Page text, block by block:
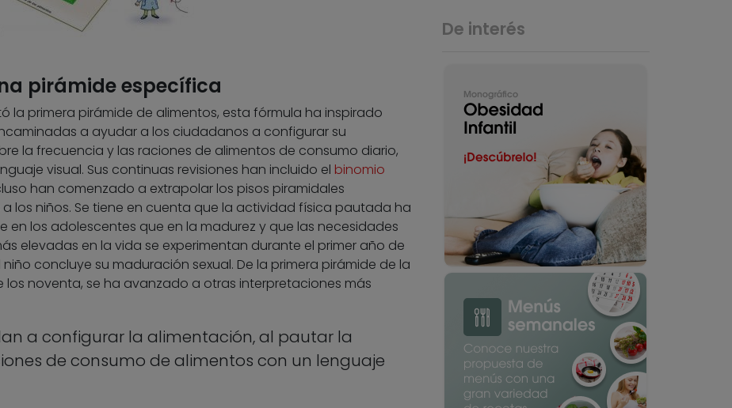
pirámide específica
la primera pirámide de alimentos, esta fórmula ha inspirado
a ayudar a los ciudadanos a configurar su
la frecuencia y las raciones de alimentos de consumo diario,
visual. Sus continuas revisiones han incluido el binomio
han comenzado a extrapolar los pisos piramidales
los niños. Se tiene en cuenta que la actividad física pautada ha
en los adolescentes que en la madurez y que las necesidades
elevadas en la vida se experimentan durante el primer año de
concluye su maduración sexual. De la primera pirámide de la
los noventa, se ha avanzado a otras interpretaciones más
a configurar la alimentación, al pautar la
de consumo de alimentos con un lenguaje
De interés